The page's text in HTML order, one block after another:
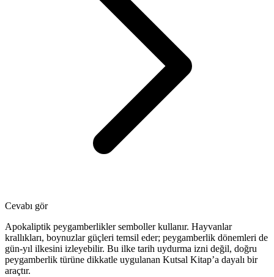
Cevabı gör
Apokaliptik peygamberlikler semboller kullanır. Hayvanlar
krallıkları, boynuzlar güçleri temsil eder; peygamberlik dönemleri de
gün-yıl ilkesini izleyebilir. Bu ilke tarih uydurma izni değil, doğru
peygamberlik türüne dikkatle uygulanan Kutsal Kitap’a dayalı bir
araçtır.